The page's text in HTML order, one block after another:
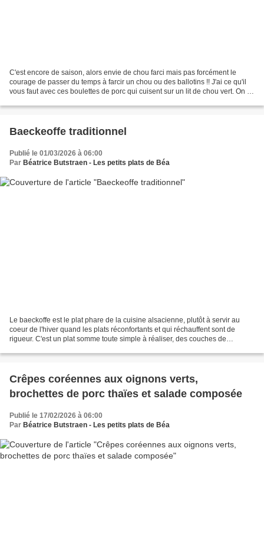
C'est encore de saison, alors envie de chou farci mais pas forcément le
courage de passer du temps à farcir un chou ou des ballotins !! J'ai ce qu'il
vous faut avec ces boulettes de porc qui cuisent sur un lit de chou vert. On a
Baeckeoffe traditionnel
Publié le 01/03/2026 à 06:00
Par Béatrice Butstraen - Les petits plats de Béa
Le baeckoffe est le plat phare de la cuisine alsacienne, plutôt à servir au
coeur de l'hiver quand les plats réconfortants et qui réchauffent sont de
rigueur. C'est un plat somme toute simple à réaliser, des couches de
Crêpes coréennes aux oignons verts,
brochettes de porc thaïes et salade composée
Publié le 17/02/2026 à 06:00
Par Béatrice Butstraen - Les petits plats de Béa